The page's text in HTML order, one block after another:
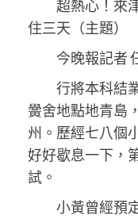
超熱心！來
住三天（主題）
今晚報記者
行將本科結
黌舍地點地青島
州。歷經七八個
好好歇息一下，
試。
小黃曾經預